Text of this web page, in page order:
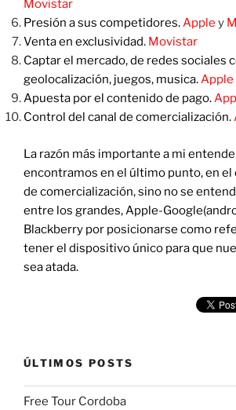
Movistar
Presión a sus competidores.Apple y
Venta en exclusividad. Movistar
Captar el mercado, de redes sociales
geolocalización, juegos, musica.Apple
Apuesta por el contenido de pago.
Control del canal de comercialización.
La razón más importante a mi
encontramos en el último punto, en el
de comercialización, sino no se
entre los grandes, Apple-
Blackberry por posicionarse como
tener el dispositivo único para que
sea atada.
ÚLTIMOS POSTS
Free Tour Cordoba